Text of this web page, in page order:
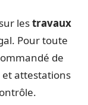
lestravaux
Pour toute
de
et attestations